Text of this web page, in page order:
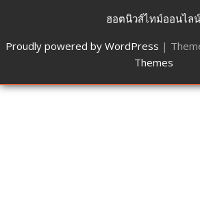
ฮอตนิวส์ไทม์ออนไลน์
Proudly powered by WordPress |
Themes